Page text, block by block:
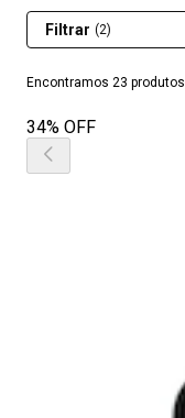
Encontramos 23 produtos
Filtrar (2)
34% OFF